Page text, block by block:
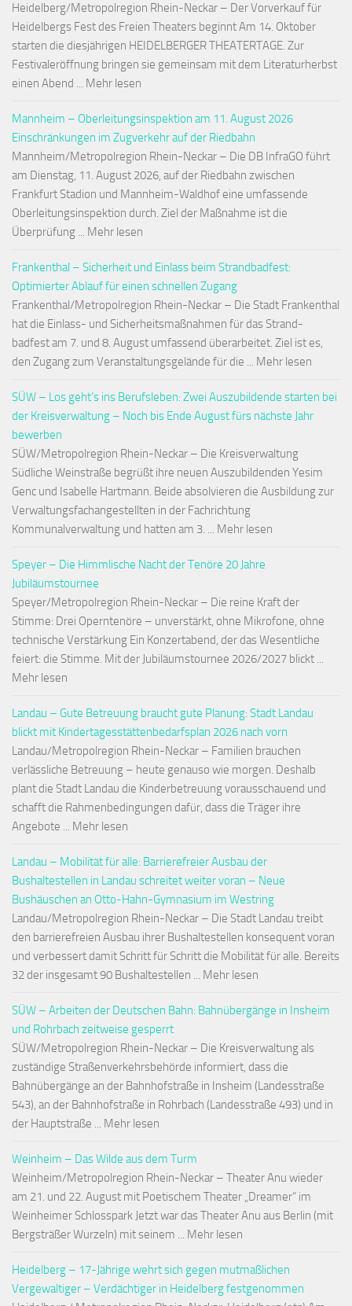
Heidelberg/Metropolregion Rhein-Neckar – Der Vorverkauf für
Heidelbergs Fest des Freien Theaters beginnt Am 14. Oktober
starten die diesjährigen HEIDELBERGER THEATERTAGE. Zur
Festivaleröffnung bringen sie gemeinsam mit dem Literaturherbst
einen Abend ... Mehr lesen
Mannheim – Oberleitungsinspektion am 11. August 2026
Einschränkungen im Zugverkehr auf der Riedbahn
Mannheim/Metropolregion Rhein-Neckar – Die DB InfraGO führt
am Dienstag, 11. August 2026, auf der Riedbahn zwischen
Frankfurt Stadion und Mannheim-Waldhof eine umfassende
Oberleitungsinspektion durch. Ziel der Maßnahme ist die
Überprüfung ... Mehr lesen
Frankenthal – Sicherheit und Einlass beim Strandbadfest:
Optimierter Ablauf für einen schnellen Zugang
Frankenthal/Metropolregion Rhein-Neckar – Die Stadt Frankenthal
hat die Einlass- und Sicherheitsmaßnahmen für das Strand-
badfest am 7. und 8. August umfassend überarbeitet. Ziel ist es,
den Zugang zum Veranstaltungsgelände für die ... Mehr lesen
SÜW – Los geht’s ins Berufsleben: Zwei Auszubildende starten bei
der Kreisverwaltung – Noch bis Ende August fürs nächste Jahr
bewerben
SÜW/Metropolregion Rhein-Neckar – Die Kreisverwaltung
Südliche Weinstraße begrüßt ihre neuen Auszubildenden Yesim
Genc und Isabelle Hartmann. Beide absolvieren die Ausbildung zur
Verwaltungsfachangestellten in der Fachrichtung
Kommunalverwaltung und hatten am 3. ... Mehr lesen
Speyer – Die Himmlische Nacht der Tenöre 20 Jahre
Jubiläumstournee
Speyer/Metropolregion Rhein-Neckar – Die reine Kraft der
Stimme: Drei Operntenöre – unverstärkt, ohne Mikrofone, ohne
technische Verstärkung Ein Konzertabend, der das Wesentliche
feiert: die Stimme. Mit der Jubiläumstournee 2026/2027 blickt ...
Mehr lesen
Landau – Gute Betreuung braucht gute Planung: Stadt Landau
blickt mit Kindertagesstättenbedarfsplan 2026 nach vorn
Landau/Metropolregion Rhein-Neckar – Familien brauchen
verlässliche Betreuung – heute genauso wie morgen. Deshalb
plant die Stadt Landau die Kinderbetreuung vorausschauend und
schafft die Rahmenbedingungen dafür, dass die Träger ihre
Angebote ... Mehr lesen
Landau – Mobilität für alle: Barrierefreier Ausbau der
Bushaltestellen in Landau schreitet weiter voran – Neue
Bushäuschen an Otto-Hahn-Gymnasium im Westring
Landau/Metropolregion Rhein-Neckar – Die Stadt Landau treibt
den barrierefreien Ausbau ihrer Bushaltestellen konsequent voran
und verbessert damit Schritt für Schritt die Mobilität für alle. Bereits
32 der insgesamt 90 Bushaltestellen ... Mehr lesen
SÜW – Arbeiten der Deutschen Bahn: Bahnübergänge in Insheim
und Rohrbach zeitweise gesperrt
SÜW/Metropolregion Rhein-Neckar – Die Kreisverwaltung als
zuständige Straßenverkehrsbehörde informiert, dass die
Bahnübergänge an der Bahnhofstraße in Insheim (Landesstraße
543), an der Bahnhofstraße in Rohrbach (Landesstraße 493) und in
der Hauptstraße ... Mehr lesen
Weinheim – Das Wilde aus dem Turm
Weinheim/Metropolregion Rhein-Neckar – Theater Anu wieder
am 21. und 22. August mit Poetischem Theater „Dreamer“ im
Weinheimer Schlosspark Jetzt war das Theater Anu aus Berlin (mit
Bergsträßer Wurzeln) mit seinem ... Mehr lesen
Heidelberg – 17-Jährige wehrt sich gegen mutmaßlichen
Vergewaltiger – Verdächtiger in Heidelberg festgenommen